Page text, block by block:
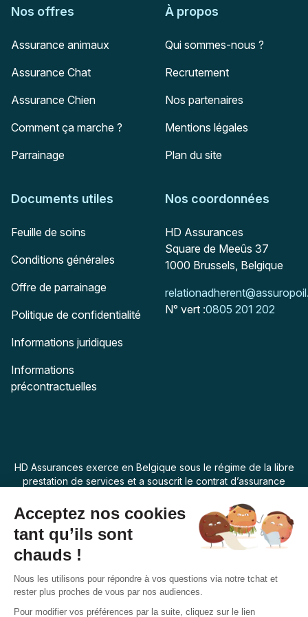
Nos offres
Assurance animaux
Assurance Chat
Assurance Chien
Comment ça marche ?
Parrainage
À propos
Qui sommes-nous ?
Recrutement
Nos partenaires
Mentions légales
Plan du site
Documents utiles
Feuille de soins
Conditions générales
Offre de parrainage
Politique de confidentialité
Informations juridiques
Informations
précontractuelles
Nos coordonnées
Adresse postale
HD Assurances
Square de Meeûs 37
1000 Brussels, Belgique
Mail :
N° vert :0805 201 202
HD Assurances exerce en Belgique sous le régime de la libre
prestation de services et a souscrit le contrat d’assurance
le siège social est 7 rue Belgrand, 92300 Levallois Perret,
France. La loi applicable au produit d’assurance est la loi